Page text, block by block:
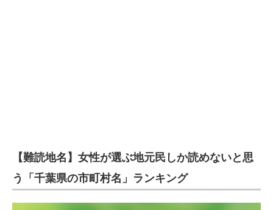
【難読地名】女性が選ぶ地元民しか読めないと思
う「千葉県の市町村名」ランキング